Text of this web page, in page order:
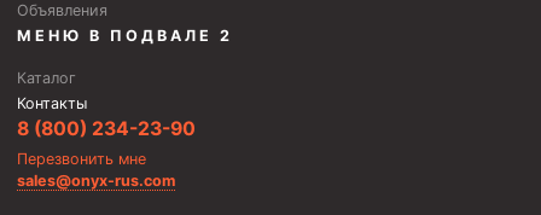
Колокола ловильные
Быстроразъёмные соединения (БРС)
Рукава буровые
Стропы
Стропы канатные ВК
Объявления
МЕНЮ В ПОДВАЛЕ 2
Каталог
Контакты
8 (800) 234-23-90
Перезвонить мне
sales@onyx-rus.com